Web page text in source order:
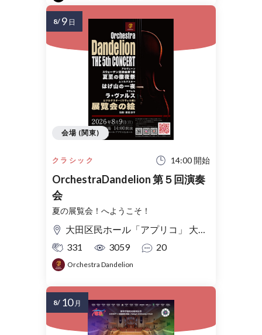
クラシック 14:00 開始
OrchestraDandelion 第５回演奏
会
夏の展覧会！へようこそ！
大田区民ホール「アプリコ」 大ホール
331
3059 20
Orchestra Dandelion
会場 (関東)
8/ 9 日
8/ 10 月